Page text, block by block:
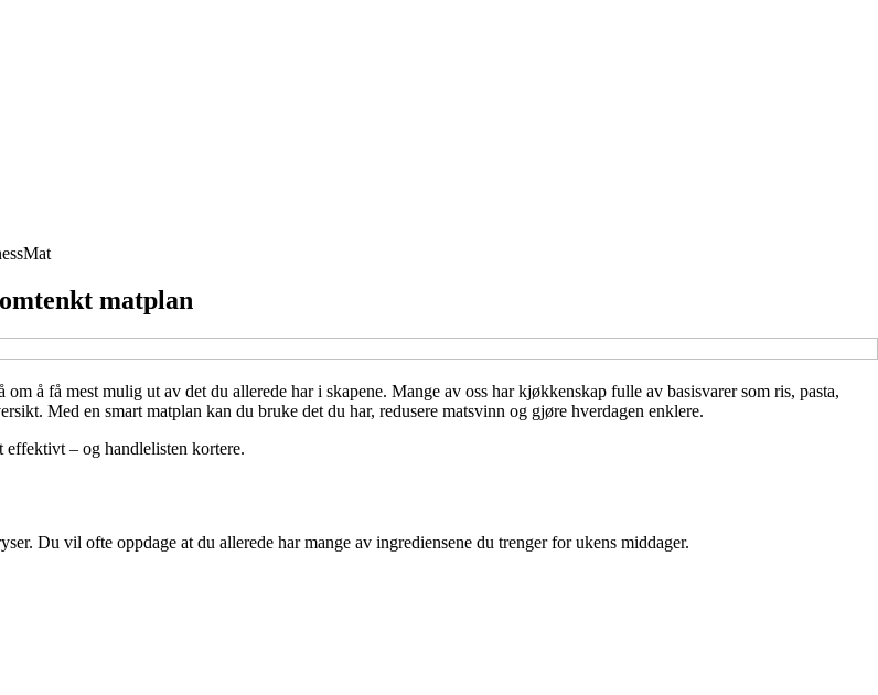
Mat
matplan
å få mest mulig ut av det du allerede har i skapene. Mange av oss har kjøkkenskap fulle av basisvarer som ris, pasta,
Med en smart matplan kan du bruke det du har, redusere matsvinn og gjøre hverdagen enklere.
– og handlelisten kortere.
Du vil ofte oppdage at du allerede har mange av ingrediensene du trenger for ukens middager.